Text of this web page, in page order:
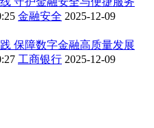
金融安全 2025-12-09
保障数字金融高质量发展
工商银行 2025-12-09